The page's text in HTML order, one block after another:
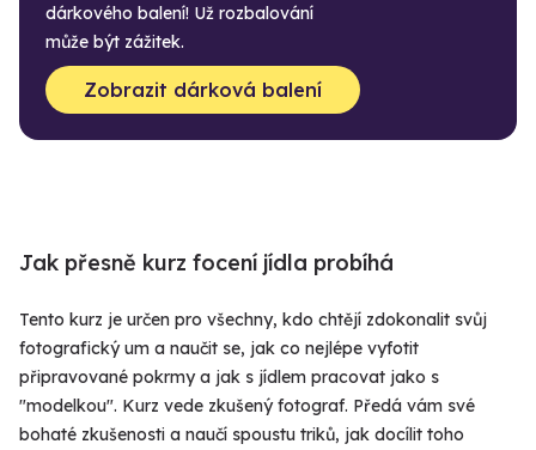
dárkového balení! Už rozbalování
může být zážitek.
Zobrazit dárková balení
Jak přesně kurz focení jídla probíhá
Tento kurz je určen pro všechny, kdo chtějí zdokonalit svůj
fotografický um a naučit se, jak co nejlépe vyfotit
připravované pokrmy a jak s jídlem pracovat jako s
"modelkou". Kurz vede zkušený fotograf. Předá vám své
bohaté zkušenosti a naučí spoustu triků, jak docílit toho